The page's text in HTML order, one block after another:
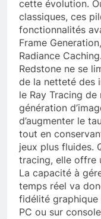
cette évolution.
classiques, ces
fonctionnalités
Frame
Radiance
Redstone ne se
de la netteté des
le Ray Tracing
génération
d’augmenter le
tout en
jeux plus fluides.
tracing, elle offre
La capacité à
temps réel va
fidélité graphique
PC ou sur